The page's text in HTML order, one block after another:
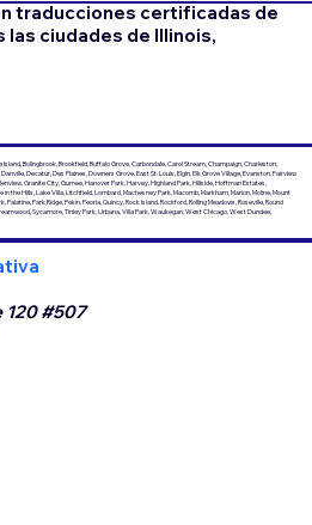
traducciones certificadas de
ciudades de Illinois,
Bolingbrook, Brookfield, Buffalo Grove, Carbondale, Carol Stream, Champaign, Charleston,
Decatur, Des Plaines, Downers Grove, East St. Louis, Elgin, Elk Grove Village, Evanston, Fairview
Granite City, Gurnee, Hanover Park, Harvey, Highland Park, Hillside, Hoffman Estates,
the Hills, Lake Villa, Litchfield, Lombard, Machesney Park, Macomb, Markham, Marion, Moline, Mount
Park Ridge, Pekín, Peoria, Quincy, Rock Island, Rockford, Rolling Meadows, Roseville, Round
Sycamore, Tinley Park, Urbana, Villa Park, Waukegan, West Chicago, West Dundee,
120 #507